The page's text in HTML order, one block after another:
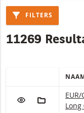
Producten
FILTERS
11269
Tabel met
VOEG TOE AAN
AAN
Long